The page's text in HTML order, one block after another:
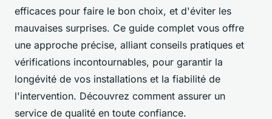
efficaces pour faire le bon choix, et d'éviter les
mauvaises surprises. Ce guide complet vous offre
une approche précise, alliant conseils pratiques et
vérifications incontournables, pour garantir la
longévité de vos installations et la fiabilité de
l'intervention. Découvrez comment assurer un
service de qualité en toute confiance.